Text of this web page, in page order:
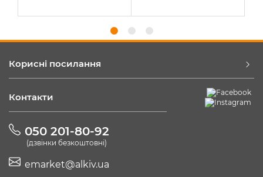
Корисні посилання
Контакти
050 201-80-92
(дзвінки безкоштовні)
emarket@alkiv.ua